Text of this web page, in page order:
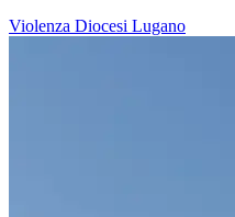
Violenza Diocesi Lugano